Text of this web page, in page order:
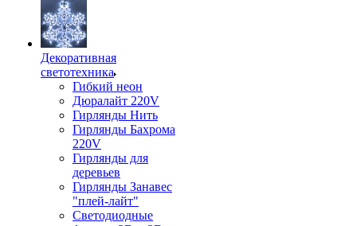
Декоративная
светотехника
Гибкий неон
Дюралайт 220V
Гирлянды Нить
Гирлянды Бахрома
220V
Гирлянды для
деревьев
Гирлянды Занавес
"плей-лайт"
Светодиодные